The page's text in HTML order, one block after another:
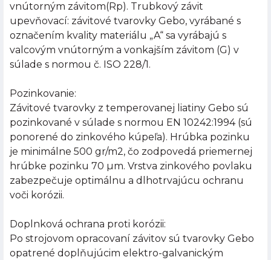
vnútorným závitom(Rp). Trubkový závit
upevňovací: závitové tvarovky Gebo, vyrábané s
označením kvality materiálu „A“ sa vyrábajú s
valcovým vnútorným a vonkajším závitom (G) v
súlade s normou č. ISO 228/1.
Pozinkovanie:
Závitové tvarovky z temperovanej liatiny Gebo sú
pozinkované v súlade s normou EN 10242:1994 (sú
ponorené do zinkového kúpeľa). Hrúbka pozinku
je minimálne 500 gr/m2, čo zodpovedá priemernej
hrúbke pozinku 70 µm. Vrstva zinkového povlaku
zabezpečuje optimálnu a dlhotrvajúcu ochranu
voči korózii.
Doplnková ochrana proti korózii:
Po strojovom opracovaní závitov sú tvarovky Gebo
opatrené doplňujúcim elektro-galvanickým